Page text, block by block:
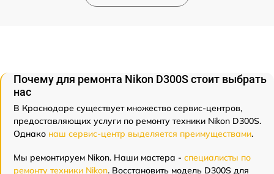
Почему для ремонта Nikon D300S стоит выбрать
нас
В Краснодаре существует множество сервис-центров,
предоставляющих услуги по ремонту техники Nikon D300S.
Однако наш сервис-центр выделяется преимуществами.
Мы ремонтируем Nikon. Наши мастера - специалисты по
ремонту техники Nikon. Восстановить модель D300S для